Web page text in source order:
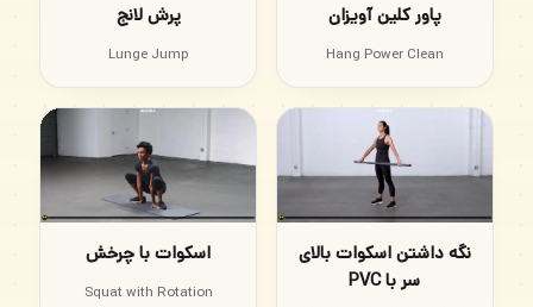
پاور کلین آویزان
Hang Power Clean
پرش لانج
Lunge Jump
نگه داشتن اسکوات بالای
سر با PVC
اسکوات با چرخش
Squat with Rotation